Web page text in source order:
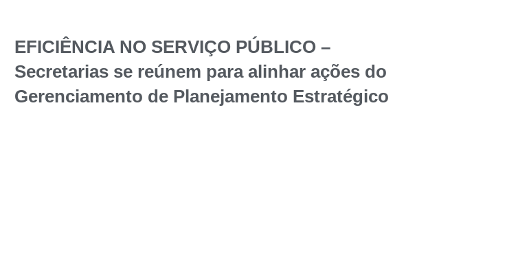
EFICIÊNCIA NO SERVIÇO PÚBLICO –
Secretarias se reúnem para alinhar ações do
Gerenciamento de Planejamento Estratégico